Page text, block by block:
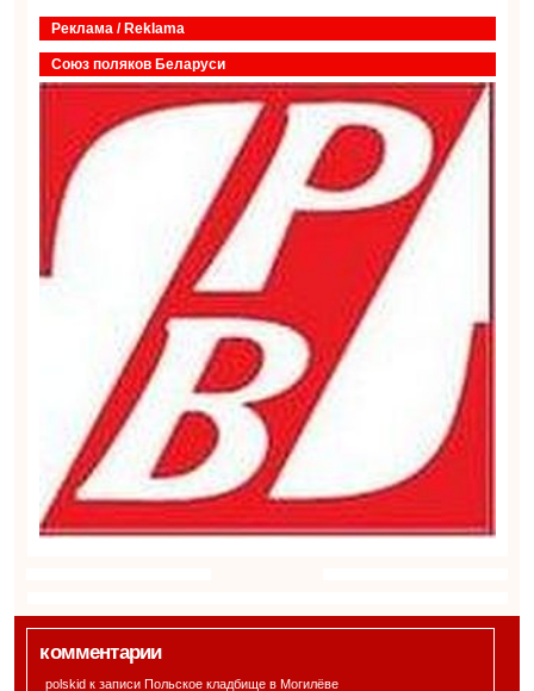
Реклама / Reklama
Союз поляков Беларуси
комментарии
polskid к записиПольское кладбище в Могилёве